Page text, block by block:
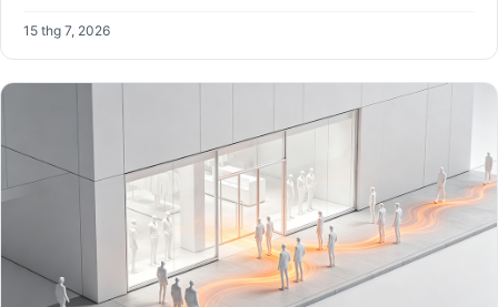
15 thg 7, 2026